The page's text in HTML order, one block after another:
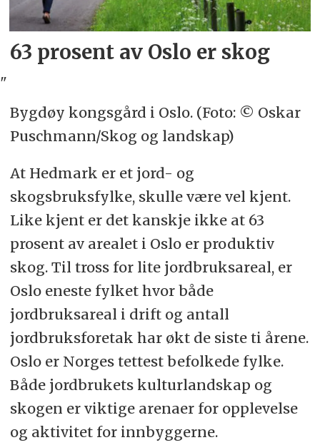
63 prosent av Oslo er skog
"
Bygdøy kongsgård i Oslo. (Foto: © Oskar
Puschmann/Skog og landskap)
At Hedmark er et jord- og
skogsbruksfylke, skulle være vel kjent.
Like kjent er det kanskje ikke at 63
prosent av arealet i Oslo er produktiv
skog. Til tross for lite jordbruksareal, er
Oslo eneste fylket hvor både
jordbruksareal i drift og antall
jordbruksforetak har økt de siste ti årene.
Oslo er Norges tettest befolkede fylke.
Både jordbrukets kulturlandskap og
skogen er viktige arenaer for opplevelse
og aktivitet for innbyggerne.